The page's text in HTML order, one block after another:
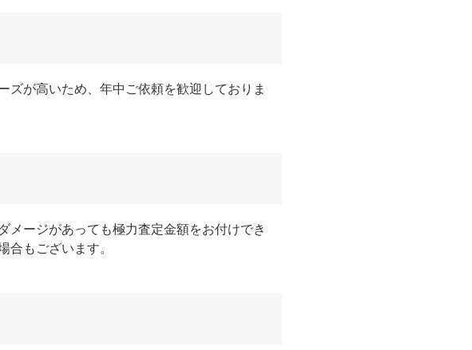
ズが高いため、年中ご依頼を歓迎しておりま
メージがあっても極力査定金額をお付けでき
合もございます。